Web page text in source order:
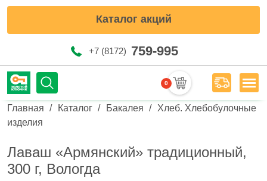
Каталог акций
+7 (8172) 759-995
0 Меню
Строка навигации
Главная Каталог Бакалея
Хлеб. Хлебобулочные
изделия
Лаваш «Армянский» традиционный,
300 г, Вологда